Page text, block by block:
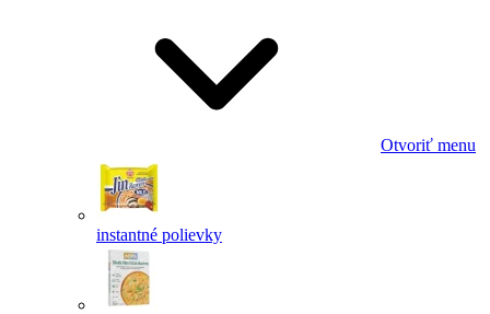
Otvoriť menu
instantné polievky